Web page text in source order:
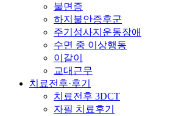
불면증
하지불안증후군
주기성사지운동장애
수면 중 이상행동
이갈이
교대근무
치료전후·후기
치료전후 3DCT
자필 치료후기